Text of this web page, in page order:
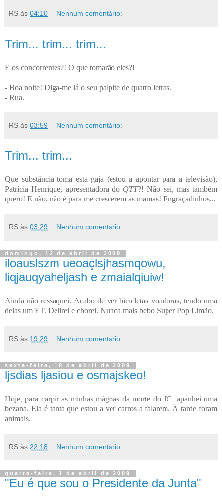
RS às 04:10 Nenhum comentário:
Trim... trim... trim...
E os concorrentes?! O que tomarão eles?!
- Boa noite! Diga-me lá o seu palpite de quatro letras.
- Rua.
RS às 03:59 Nenhum comentário:
Trim... trim...
Que substância toma esta gaja (estou a apontar para a televisão),
Patrícia Henrique, apresentadora do QTT?! Não sei, mas também
quero! E não, não é para me crescerem as mamas! Engraçadinhos...
RS às 03:29 Nenhum comentário:
domingo, 12 de abril de 2009
iloauslszm ueoaçlsjhasmqowu,
liqjauqyaheljash e zmaialqiuiw!
Ainda não ressaquei. Acabo de ver bicicletas voadoras, tendo uma
delas um ET. Delirei e chorei. Nunca mais bebo Super Pop Limão.
RS às 19:29 Nenhum comentário:
sexta-feira, 10 de abril de 2009
ljsdias ljasiou e osmajskeo!
Hoje, para carpir as minhas mágoas da morte do JC, apanhei uma
bezana. Ela é tanta que estou a ver carros a falarem. À tarde foram
animais.
RS às 22:18 Nenhum comentário:
quarta-feira, 1 de abril de 2009
"Eu é que sou o Presidente da Junta"